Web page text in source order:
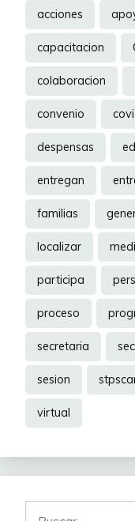
acciones
capacitacion
colaboracion
convenio
despensas
entregan
familias
localizar
participa
proceso
secretaria
sesion
virtual